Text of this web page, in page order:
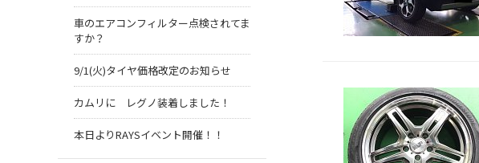
車のエアコンフィルター点検されてま
すか？
9/1(火)タイヤ価格改定のお知らせ
カムリに レグノ装着しました！
本日よりRAYSイベント開催！！